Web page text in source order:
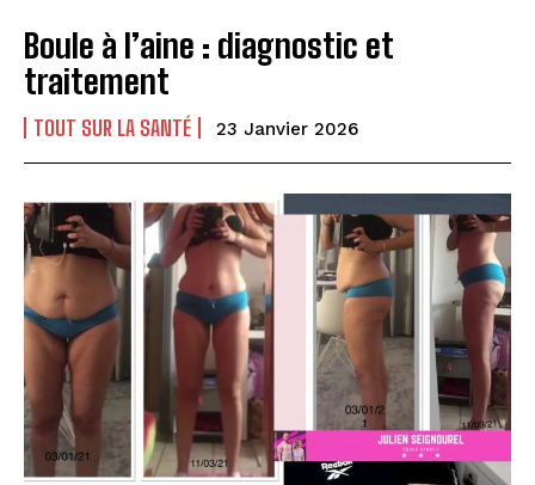
Boule à l’aine : diagnostic et
traitement
TOUT SUR LA SANTÉ 23 Janvier 2026